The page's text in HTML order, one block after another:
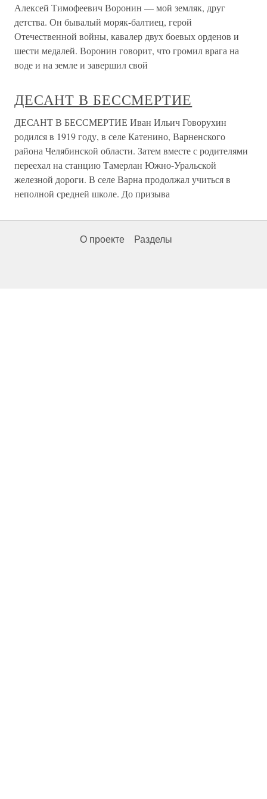
Алексей Тимофеевич Воронин — мой земляк, друг
детства. Он бывалый моряк-балтиец, герой
Отечественной войны, кавалер двух боевых орденов и
шести медалей. Воронин говорит, что громил врага на
воде и на земле и завершил свой
ДЕСАНТ В БЕССМЕРТИЕ
ДЕСАНТ В БЕССМЕРТИЕ Иван Ильич Говорухин
родился в 1919 году, в селе Катенино, Варненского
района Челябинской области. Затем вместе с родителями
переехал на станцию Тамерлан Южно-Уральской
железной дороги. В селе Варна продолжал учиться в
неполной средней школе. До призыва
О проекте Разделы